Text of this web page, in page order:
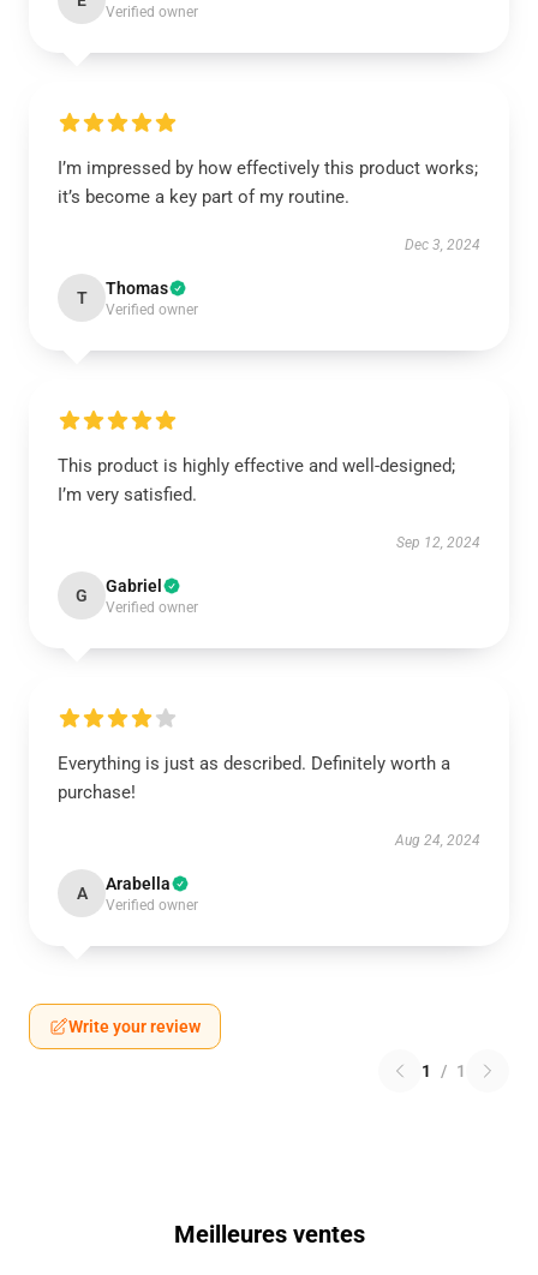
Verified owner
I’m impressed by how effectively this product works;
it’s become a key part of my routine.
Dec 3, 2024
T Thomas
Verified owner
This product is highly effective and well-designed;
I’m very satisfied.
Sep 12, 2024
G Gabriel
Verified owner
Everything is just as described. Definitely worth a
purchase!
Aug 24, 2024
A Arabella
Verified owner
Write your review
1 / 1
Meilleures ventes